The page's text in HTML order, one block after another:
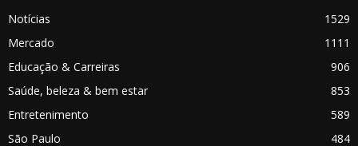
Notícias
1529
Mercado
1111
Educação & Carreiras
906
Saúde, beleza & bem estar
853
Entretenimento
589
São Paulo
484